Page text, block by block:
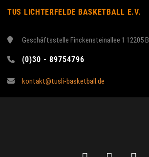
TUS LICHTERFELDE BASKETBALL E.V.
Geschäftsstelle Finckensteinallee 1 12205
(0)30 - 89754796
kontakt@tusli-basketball.de